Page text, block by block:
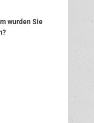
wurden Sie